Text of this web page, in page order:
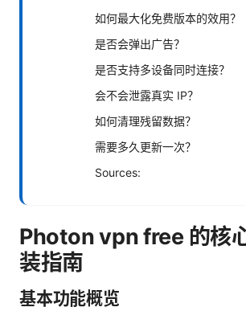
如何最大化免费版本的效用？
是否会弹出广告？
是否支持多设备同时连接？
会不会泄露真实 IP？
如何清理残留数据？
需要多久更新一次？
Sources:
Photon vpn free 的核
装指南
基本功能概览